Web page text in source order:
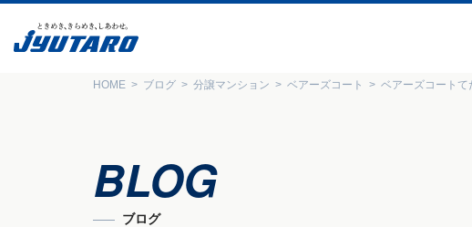
HOME ブログ 分譲マンション ベアーズコート ベアーズコートて
BLOG
ブログ